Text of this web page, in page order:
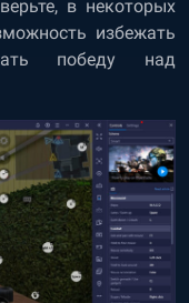
в некоторых
избежать
победу над